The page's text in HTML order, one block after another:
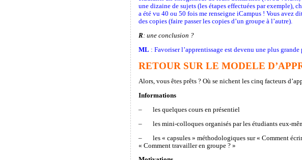
une dizaine de sujets (les étapes effectuées par exemple),
a été vu 40 ou 50 fois me renseigne iCampus ! Vous avez
des copies (faire passer les copies d’un groupe à l’autre).
R: une conclusion ?
ML : Favoriser l’apprentissage est devenu une plus
RETOUR SUR LE MODELE
Alors, vous êtes prêts ? Où se nichent les cinq facteurs
Informations
– les quelques cours en présentiel
– les mini-colloques organisés par les étudiants eux-
– les « capsules » méthodologiques sur « Comment
« Comment travailler en groupe ? »